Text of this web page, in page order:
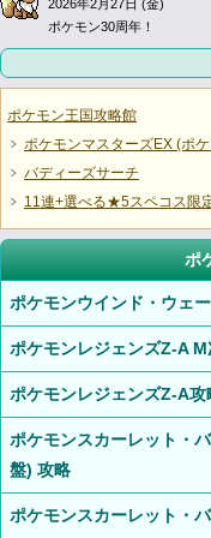
2026年2月27日 (金)
ポケモン30周年！
ポケモン王国攻略館
ポケモンマスターズEX (ポ
バディーズサーチ
11連+選べる★5スペコス限
ポ
ポケモンウインド・ウェ
ポケモンレジェンズZ-A
ポケモンレジェンズZ-A攻
ポケモンスカーレット・
盤) 攻略
ポケモンスカーレット・